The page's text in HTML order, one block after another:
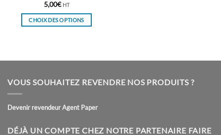
5,00€ HT
CHOIX DES OPTIONS
plusieurs
Les
peuvent
VOUS SOUHAITEZ REVENDRE NOS PRODUITS ?
Devenir revendeur Agent Paper
DÉJÀ UN COMPTE CHEZ NOTRE PARTENAIRE FAIRE